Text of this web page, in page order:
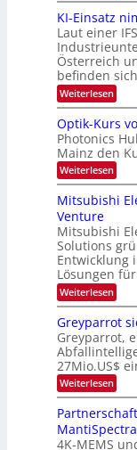
i
l
d
v
e
r
a
r
b
e
i
n
g
s
-
T
r
e
n
d
s
d
e
t
s
t
a
r
k
e
W
a
c
h
s
u
i
m
e
r
s
t
e
n
H
a
l
b
j
a
r
9
.
W
E
-
H
e
r
a
e
u
s
-
S
e
n
a
r
KI-Einsatz
Laut einer
Österreich
befinden
Weiterlesen:
K
-
E
i
n
s
a
t
n
m
m
t
i
n
d
e
r
D
A
C
H
I
n
d
Optik-Kurs
Photonics
Mainz den
Weiterlesen:
O
p
t
k
-
K
u
r
s
v
o
n
P
h
o
t
o
n
i
c
Mitsubishi
Venture
Mitsubishi
Solutions
Entwicklung
Lösungen
Weiterlesen:
M
t
s
u
b
i
s
i
E
Greyparrot
Greyparrot,
27Mio.US$
Weiterlesen:
G
r
e
y
p
MantiSpectra
4K-MEMS